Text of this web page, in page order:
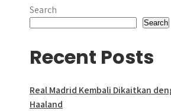
Search
Search
Recent Posts
Real Madrid Kembali Dikaitkan
Haaland